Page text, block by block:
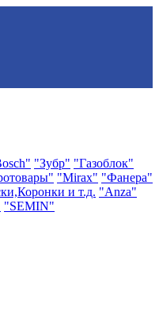
"Зубр" "Газоблок"
"Mirax" "Фанера"
и т.д. "Anza"
"SEMIN"